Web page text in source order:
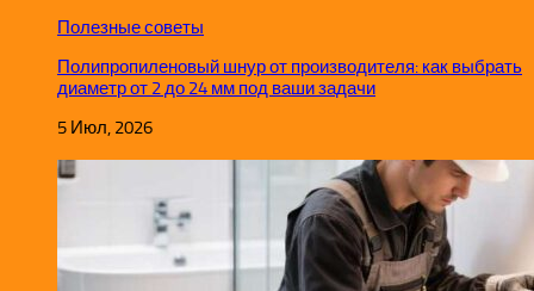
Полезные советы
Полипропиленовый шнур от производителя: как выбрать
диаметр от 2 до 24 мм под ваши задачи
5 Июл, 2026